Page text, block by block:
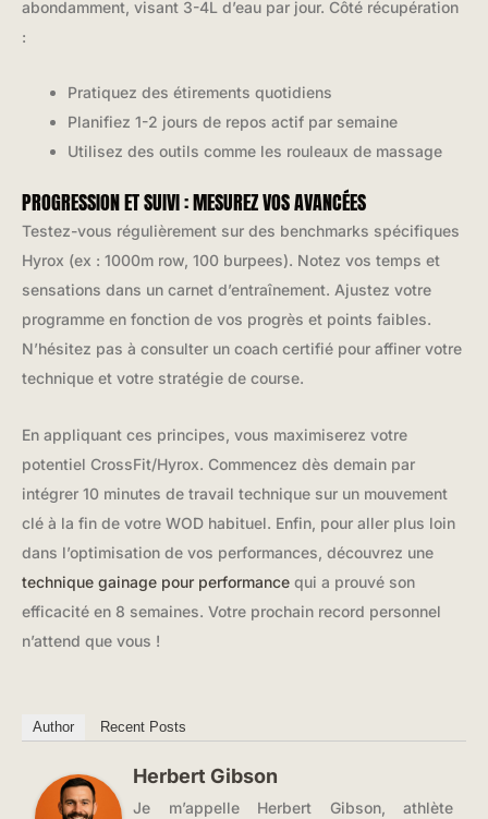
abondamment, visant 3-4L d’eau par jour. Côté récupération
:
Pratiquez des étirements quotidiens
Planifiez 1-2 jours de repos actif par semaine
Utilisez des outils comme les rouleaux de massage
PROGRESSION ET SUIVI : MESUREZ VOS AVANCÉES
Testez-vous régulièrement sur des benchmarks spécifiques
Hyrox (ex : 1000m row, 100 burpees). Notez vos temps et
sensations dans un carnet d’entraînement. Ajustez votre
programme en fonction de vos progrès et points faibles.
N’hésitez pas à consulter un coach certifié pour affiner votre
technique et votre stratégie de course.
En appliquant ces principes, vous maximiserez votre
potentiel CrossFit/Hyrox. Commencez dès demain par
intégrer 10 minutes de travail technique sur un mouvement
clé à la fin de votre WOD habituel. Enfin, pour aller plus loin
dans l’optimisation de vos performances, découvrez une
technique gainage pour performance qui a prouvé son
efficacité en 8 semaines. Votre prochain record personnel
n’attend que vous !
Author Recent Posts
Herbert Gibson
Je m’appelle Herbert Gibson, athlète